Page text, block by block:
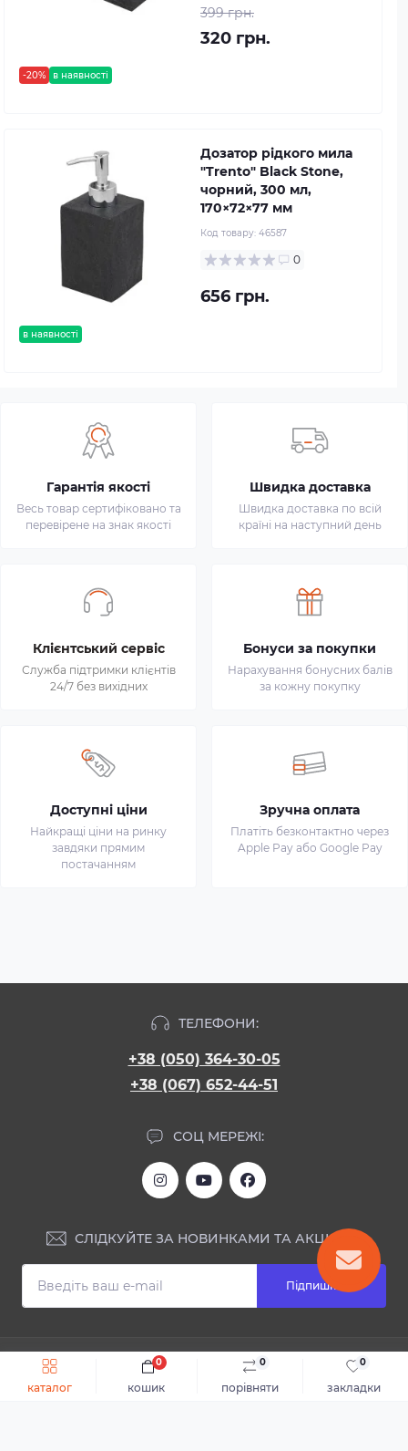
каталог порівняти
0
закладки
0
кошик
0
Швидке замовлення До кошика
-20% в наявності
399 грн.
320 грн.
в наявності
Дозатор рідкого мила
"Trento" Black Stone,
чорний, 300 мл,
170×72×77 мм
Код товару: 46587
0
656 грн.
Гарантія якості
Весь товар сертифіковано та
перевірене на знак якості
Швидка доставка
Швидка доставка по всій
країні на наступний день
Клієнтський сервіс
Служба підтримки клієнтів
24/7 без вихідних
Бонуси за покупки
Нарахування бонусних балів
за кожну покупку
Доступні ціни
Найкращі ціни на ринку
завдяки прямим
постачанням
Зручна оплата
Платіть безконтактно через
Apple Pay або Google Pay
ТЕЛЕФОНИ:
+38 (050) 364-30-05
+38 (067) 652-44-51
СОЦ МЕРЕЖІ:
СЛІДКУЙТЕ ЗА НОВИНКАМИ ТА АКЦІЯМИ:
Підпишіться
ІНФОРМАЦІЯ